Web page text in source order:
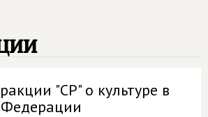
"СР" о культуре в
Федерации